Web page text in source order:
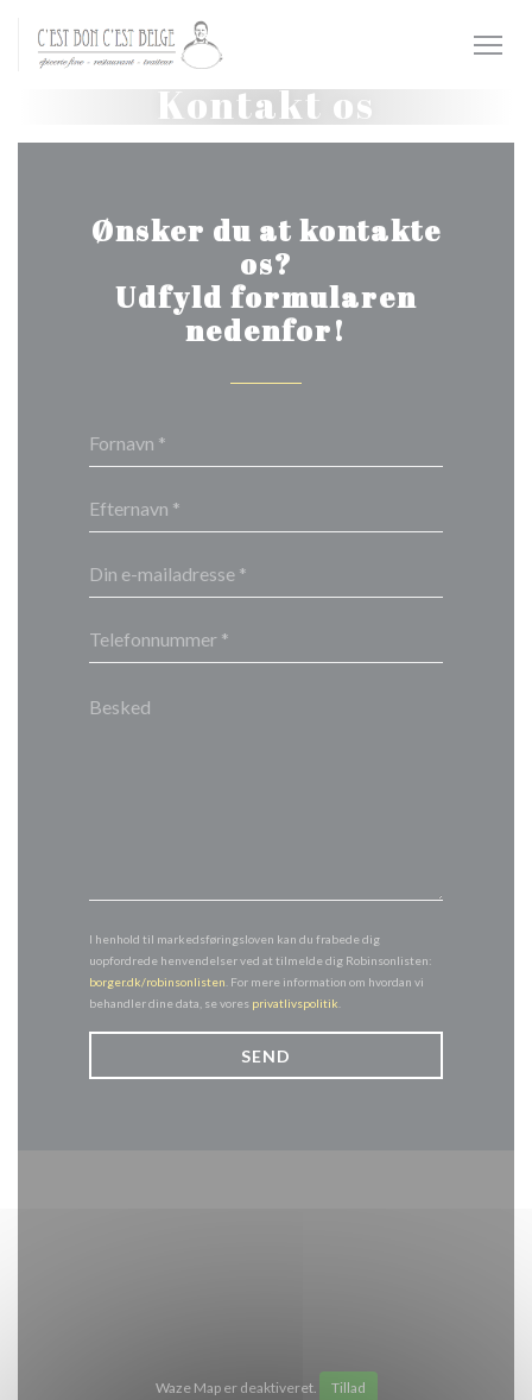
Kontakt os
Ønsker du at kontakte
os?
Udfyld formularen
nedenfor!
I henhold til markedsføringsloven kan du frabede dig
uopfordrede henvendelser ved at tilmelde dig Robinsonlisten:
borger.dk/robinsonlisten . For mere information om hvordan vi
behandler dine data, se vores privatlivspolitik
Waze Map er deaktiveret. Tillad